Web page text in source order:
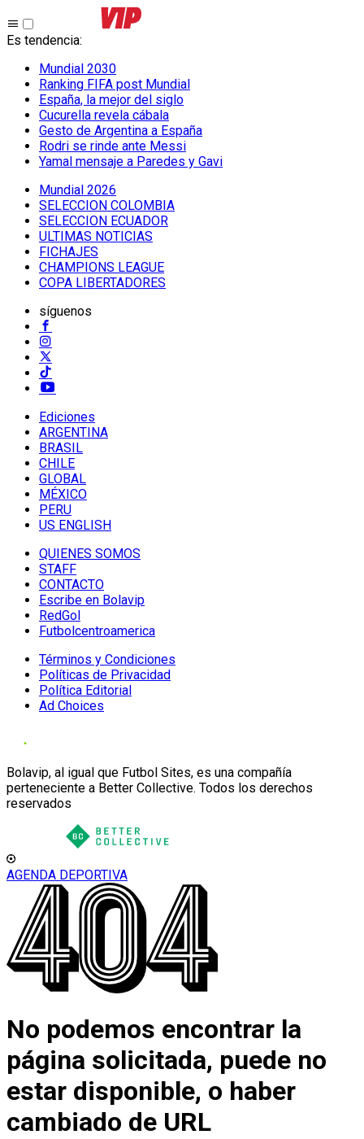
Es tendencia:
Mundial 2030
Ranking FIFA post Mundial
España, la mejor del siglo
Cucurella revela cábala
Gesto de Argentina a España
Rodri se rinde ante Messi
Yamal mensaje a Paredes y Gavi
Mundial 2026
SELECCION COLOMBIA
SELECCION ECUADOR
ULTIMAS NOTICIAS
FICHAJES
CHAMPIONS LEAGUE
COPA LIBERTADORES
síguenos
Ediciones
ARGENTINA
BRASIL
CHILE
GLOBAL
MÉXICO
PERU
US ENGLISH
QUIENES SOMOS
STAFF
CONTACTO
Escribe en Bolavip
RedGol
Futbolcentroamerica
Términos y Condiciones
Políticas de Privacidad
Política Editorial
Ad Choices
Bolavip, al igual que Futbol Sites, es una compañía
perteneciente a Better Collective. Todos los derechos
reservados
AGENDA DEPORTIVA
No podemos encontrar la
página solicitada, puede no
estar disponible, o haber
cambiado de URL